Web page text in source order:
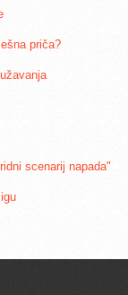
priča?
scenarij napada"